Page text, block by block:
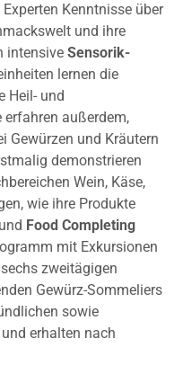
Kenntnisse über
und ihre
intensive Sensorik-
lernen die
Heil- und
erfahren außerdem,
Gewürzen und Kräutern
demonstrieren
Wein, Käse,
wie ihre Produkte
und Food Completing
mit Exkursionen
zweitägigen
Gewürz-Sommeliers
sowie
erhalten nach